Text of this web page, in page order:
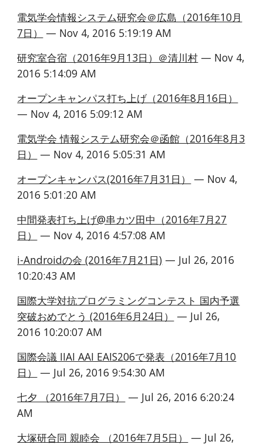
電気学会情報システム研究会＠広島（2016年10月
7日）
— Nov 4, 2016 5:19:19 AM
研究室合宿（2016年9月13日）＠清川村 — Nov 4,
2016 5:14:09 AM
オープンキャンパス打ち上げ（2016年8月16日）
— Nov 4, 2016 5:09:12 AM
電気学会 情報システム研究会＠函館（2016年8月3
日）
— Nov 4, 2016 5:05:31 AM
オープンキャンパス(2016年7月31日）
— Nov 4,
2016 5:01:20 AM
中間発表打ち上げ@串カツ田中（2016年7月27
日）
— Nov 4, 2016 4:57:08 AM
i-Androidの会 (2016年7月21日) — Jul 26, 2016
10:20:43 AM
国際大学対抗プログラミングコンテスト 国内予選
突破おめでとう (2016年6月24日）
— Jul 26,
2016 10:20:07 AM
国際会議 IIAI AAI EAIS206で発表（2016年7月10
日）
— Jul 26, 2016 9:54:30 AM
七夕 （2016年7月7日）
— Jul 26, 2016 6:20:24
AM
大塚研合同 親睦会 （2016年7月5日）
— Jul 26,